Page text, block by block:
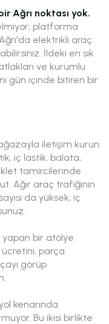
Ağrı noktası yok.
platforma
elektrikli araç
İldeki en sık
ve kurumlu
gün içinde bitiren bir
iletişim kurun.
iç lastik, balata,
tamircilerinde
Ağır araç trafiğinin
da yüksek; iç
yapan bir atölye
parça
görüp
kenarında
Bu ikisi birlikte